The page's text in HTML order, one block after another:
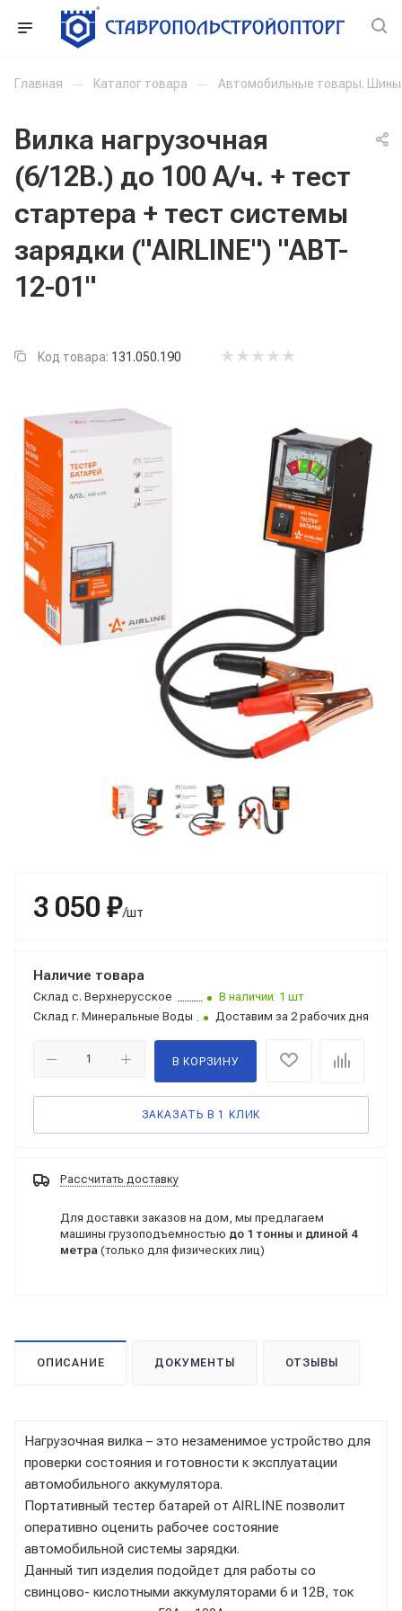
Главная — Каталог товара — Автомобильные товары. Шины
Вилка нагрузочная
(6/12В.) до 100 А/ч. + тест
стартера + тест системы
зарядки ("AIRLINE") "ABT-
12-01"
Код товара: 131.050.190
3 050 ₽/шт
Наличие товара
Склад с. Верхнерусское
В наличии: 1 шт
Склад г. Минеральные Воды Доставим за 2 рабочих дня
В КОРЗИНУ
ЗАКАЗАТЬ В 1 КЛИК
Рассчитать доставку
Для доставки заказов на дом, мы предлагаем
машины грузоподъемностью до 1 тонны и длиной 4
метра (только для физических лиц)
ОПИСАНИЕ ДОКУМЕНТЫ ОТЗЫВЫ
Нагрузочная вилка – это незаменимое устройство для
проверки состояния и готовности к эксплуатации
автомобильного аккумулятора.
Портативный тестер батарей от AIRLINE позволит
оперативно оценить рабочее состояние
автомобильной системы зарядки.
Данный тип изделия подойдет для работы со
свинцово- кислотными аккумуляторами 6 и 12В, ток